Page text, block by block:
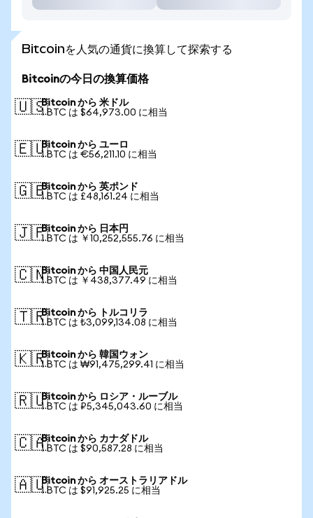
Bitcoinを人気の通貨に換算して探索する
Bitcoinの今日の換算価格
🇺🇸Bitcoin から 米ドル
1 BTC は $64,973.00 に相当
🇪🇺Bitcoin から ユーロ
1 BTC は €56,211.10 に相当
🇬🇧Bitcoin から 英ポンド
1 BTC は £48,161.24 に相当
🇯🇵Bitcoin から 日本円
1 BTC は ￥10,252,555.76 に相当
🇨🇳Bitcoin から 中国人民元
1 BTC は ￥438,377.49 に相当
🇹🇷Bitcoin から トルコリラ
1 BTC は ₺3,099,134.08 に相当
🇰🇷Bitcoin から 韓国ウォン
1 BTC は ₩91,475,299.41 に相当
🇷🇺Bitcoin から ロシア・ルーブル
1 BTC は ₽5,345,043.60 に相当
🇨🇦Bitcoin から カナダドル
1 BTC は $90,587.28 に相当
🇦🇺Bitcoin から オーストラリアドル
1 BTC は $91,925.25 に相当